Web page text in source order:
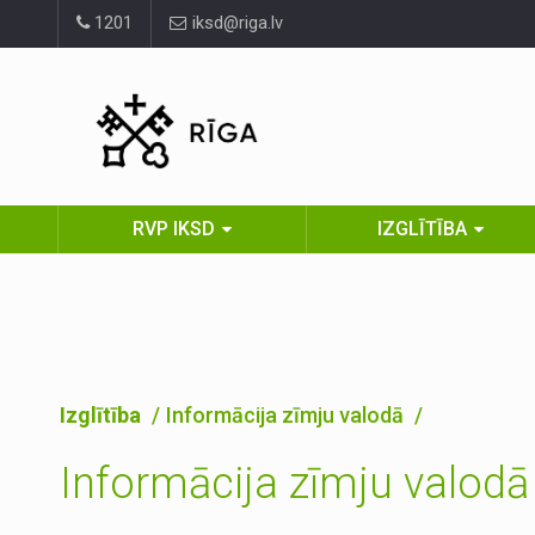
1201 iksd@riga.lv
RVP IKSD IZGLĪTĪBA
Izglītība Informācija zīmju valodā
Informācija zīmju valodā